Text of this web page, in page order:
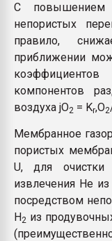
С повышением
непористых
правило,
приближении
компонентов
воздуха jO2 = Kr,O2
Мембранное
пористых
U, для очистки
извлечения Не
посредством
Н2 из